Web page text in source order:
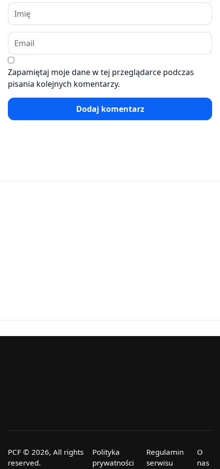
Zapamiętaj moje dane w tej przeglądarce podczas
pisania kolejnych komentarzy.
Dodaj komentarz
PCF © 2026, All rights
reserved.
Polityka
prywatności
Regulamin
serwisu
O
nas